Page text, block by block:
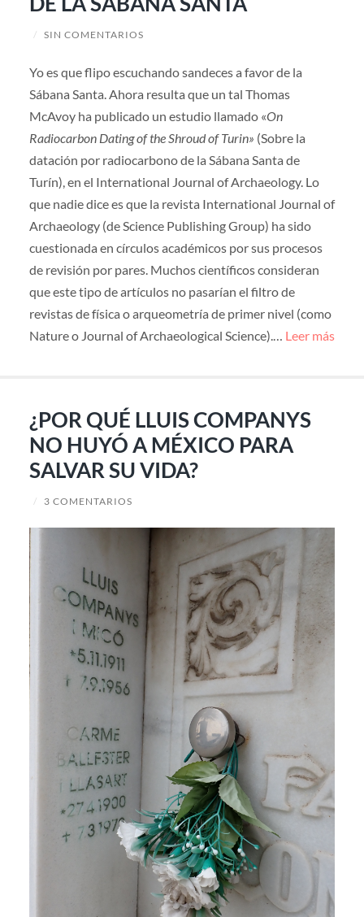
/ SIN COMENTARIOS
Yo es que flipo escuchando sandeces a favor de la
Sábana Santa. Ahora resulta que un tal Thomas
McAvoy ha publicado un estudio llamado «On
Radiocarbon Dating of the Shroud of Turin» (Sobre la
datación por radiocarbono de la Sábana Santa de
Turín), en el International Journal of Archaeology. Lo
que nadie dice es que la revista International Journal of
Archaeology (de Science Publishing Group) ha sido
cuestionada en círculos académicos por sus procesos
de revisión por pares. Muchos científicos consideran
que este tipo de artículos no pasarían el filtro de
revistas de física o arqueometría de primer nivel (como
Nature o Journal of Archaeological Science).… Leer más
¿POR QUÉ LLUIS COMPANYS
NO HUYÓ A MÉXICO PARA
SALVAR SU VIDA?
/ 3 COMENTARIOS